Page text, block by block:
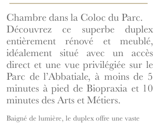
Chambre dans la Coloc du Parc.
Découvrez ce superbe duplex
entièrement rénové et meublé,
idéalement situé avec un accès
direct et une vue privilégiée sur le
Parc de l’Abbatiale, à moins de 5
minutes à pied de Biopraxia et 10
minutes des Arts et Métiers.
Baigné de lumière, le duplex offre une vaste